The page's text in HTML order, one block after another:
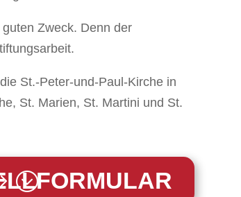
Zweck. Denn der
St.-Peter-und-Paul-Kirche in
St. Marien, St. Martini und St.